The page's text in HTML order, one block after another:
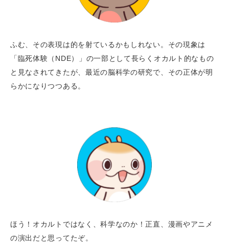
ふむ、その表現は的を射ているかもしれない。その現象は
「臨死体験（NDE）」の一部として長らくオカルト的なもの
と見なされてきたが、最近の脳科学の研究で、その正体が明
らかになりつつある。
ほう！オカルトではなく、科学なのか！正直、漫画やアニメ
の演出だと思ってたぞ。